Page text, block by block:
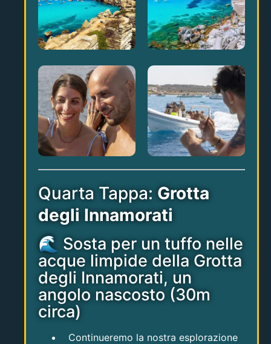
Quarta Tappa: Grotta
degli Innamorati
🌊 Sosta per un tuffo nelle
acque limpide della Grotta
degli Innamorati, un
angolo nascosto (30m
circa)
Continueremo la nostra esplorazione